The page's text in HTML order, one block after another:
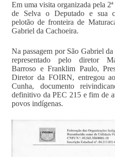
Em uma visita organizada pela
de Selva o Deputado e sua
pelotão de fronteira de
Gabriel da Cachoeira.
Na passagem por São Gabriel
representado pelo diretor
Barroso e Franklim Paulo,
Diretor da FOIRN, entregou
Cunha, documento
definitivo da PEC 215 e fim de
povos indígenas.